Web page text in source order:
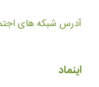
آدرس شبکه های
اینماد